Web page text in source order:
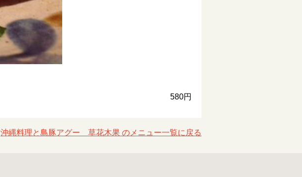
580円
沖縄料理と島豚アグー 草花木果 のメニュー一覧に戻る